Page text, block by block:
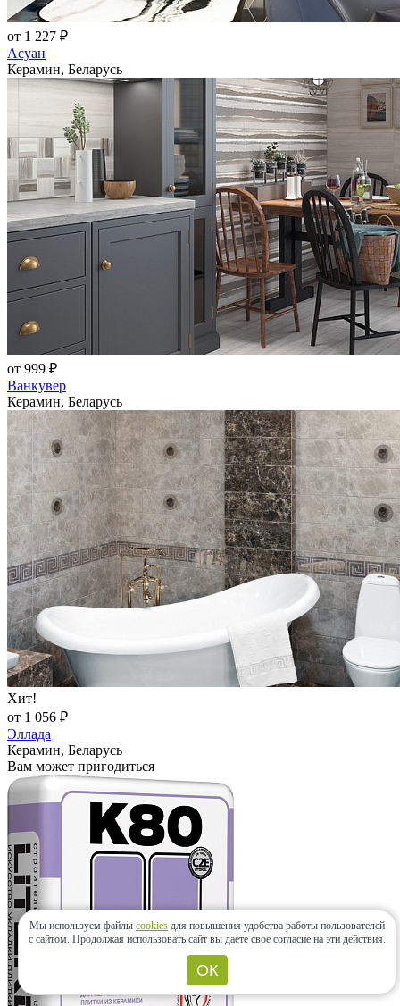
от 1 227 ₽
Асуан
Керамин, Беларусь
от 999 ₽
Ванкувер
Керамин, Беларусь
Хит!
от 1 056 ₽
Эллада
Керамин, Беларусь
Вам может пригодиться
Мы используем файлы cookies для повышения удобства работы пользователей
с сайтом. Продолжая использовать сайт вы даете свое согласие на эти действия.
ОК